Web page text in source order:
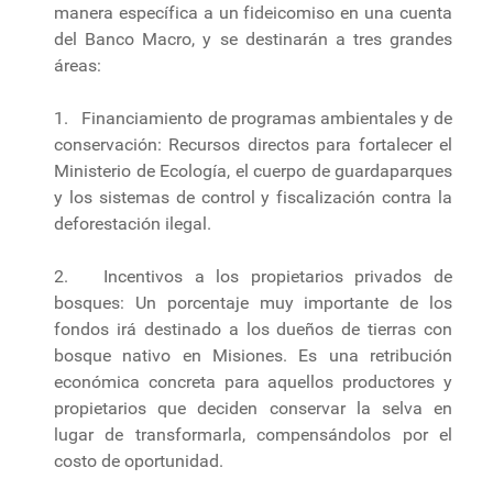
manera específica a un fideicomiso en una cuenta
del Banco Macro, y se destinarán a tres grandes
áreas:
1. Financiamiento de programas ambientales y de
conservación: Recursos directos para fortalecer el
Ministerio de Ecología, el cuerpo de guardaparques
y los sistemas de control y fiscalización contra la
deforestación ilegal.
2. Incentivos a los propietarios privados de
bosques: Un porcentaje muy importante de los
fondos irá destinado a los dueños de tierras con
bosque nativo en Misiones. Es una retribución
económica concreta para aquellos productores y
propietarios que deciden conservar la selva en
lugar de transformarla, compensándolos por el
costo de oportunidad.